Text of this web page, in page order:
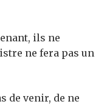
ils ne
ne fera pas un
de venir, de ne